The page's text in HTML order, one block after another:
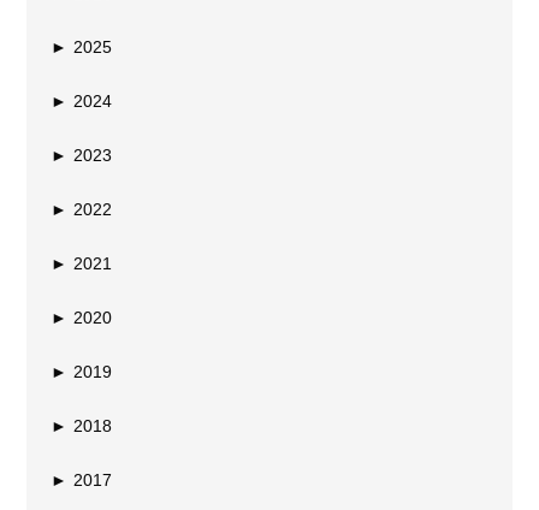
► 2025
► 2024
► 2023
► 2022
► 2021
► 2020
► 2019
► 2018
► 2017